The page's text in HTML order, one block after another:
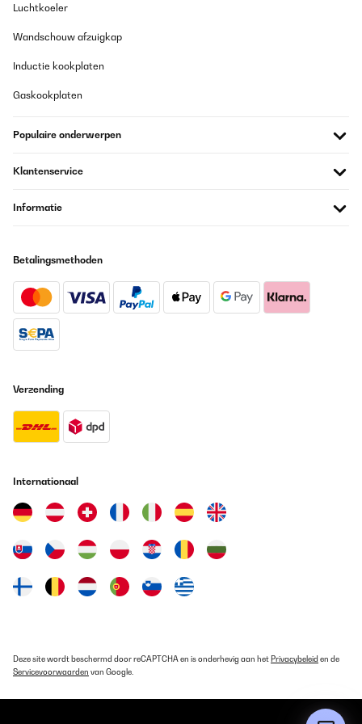
Bu fiyata boyle kaliteli bir ürün daha yok, çok memnunum.
Amazon-Benutzer
Vertaal
GECONTROLEERDE BEOORDELING
Vielen Dank ya ich habe genommen
GECONTROLEERDE BEOORDELING
Amazon user
Alles wie beschrieben, gute Qualität!
Amazon-Benutzer
Luchtkoeler
Wandschouw afzuigkap
Inductie kookplaten
Gaskookplaten
Populaire onderwerpen
Klantenservice
Informatie
Betalingsmethoden
Verzending
Internationaal
Deze site wordt beschermd door reCAPTCHA en is onderhevig aan het Privacybeleid en de
Servicevoorwaarden van Google.